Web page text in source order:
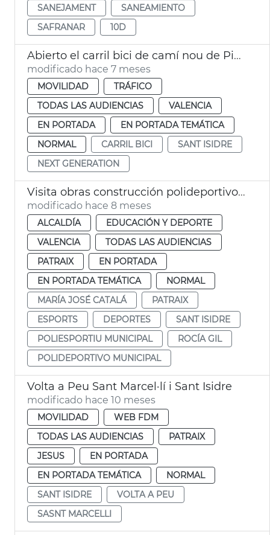
SANEJAMENT
SANEAMIENTO
SAFRANAR
10D
Abierto el carril bici de camí nou de Picanya-Arxiduc Carles
modificado hace 7 meses
MOVILIDAD
TRÁFICO
TODAS LAS AUDIENCIAS
VALENCIA
EN PORTADA
EN PORTADA TEMÁTICA
NORMAL
CARRIL BICI
SANT ISIDRE
NEXT GENERATION
Visita obras construcción polideportivo Sant Isidre
modificado hace 8 meses
ALCALDÍA
EDUCACIÓN Y DEPORTE
VALENCIA
TODAS LAS AUDIENCIAS
PATRAIX
EN PORTADA
EN PORTADA TEMÁTICA
NORMAL
MARÍA JOSÉ CATALÁ
PATRAIX
ESPORTS
DEPORTES
SANT ISIDRE
POLIESPORTIU MUNICIPAL
ROCÍA GIL
POLIDEPORTIVO MUNICIPAL
Volta a Peu Sant Marcel·lí i Sant Isidre
modificado hace 10 meses
MOVILIDAD
WEB FDM
TODAS LAS AUDIENCIAS
PATRAIX
JESUS
EN PORTADA
EN PORTADA TEMÁTICA
NORMAL
SANT ISIDRE
VOLTA A PEU
SASNT MARCELLI